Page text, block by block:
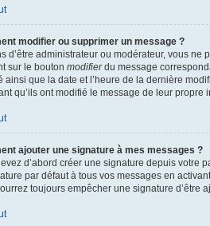
modifier ou supprimer un message ?
d’être administrateur ou modérateur, vous
sur le bouton modifierdu message
ainsi que la date et l’heure de la dernière
qu’ils ont modifié le message de leur
ajouter une signature à mes messages ?
d’abord créer une signature depuis votre
par défaut à tous vos messages en
toujours empêcher une signature d’être